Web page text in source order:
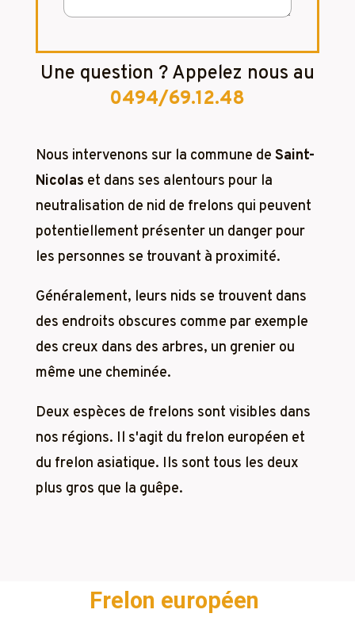
Une question ? Appelez nous au
0494/69.12.48
Nous intervenons sur la commune de Saint-
Nicolas et dans ses alentours pour la
neutralisation de nid de frelons qui peuvent
potentiellement présenter un danger pour
les personnes se trouvant à proximité.
Généralement, leurs nids se trouvent dans
des endroits obscures comme par exemple
des creux dans des arbres, un grenier ou
même une cheminée.
Deux espèces de frelons sont visibles dans
nos régions. Il s'agit du frelon européen et
du frelon asiatique. Ils sont tous les deux
plus gros que la guêpe.
Frelon européen